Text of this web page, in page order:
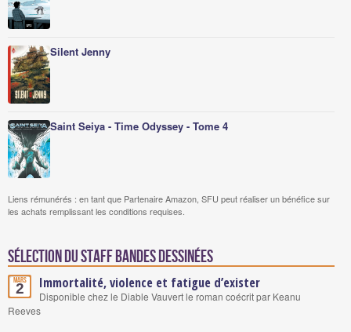
Silent Jenny
Saint Seiya - Time Odyssey - Tome 4
Liens rémunérés : en tant que Partenaire Amazon, SFU peut réaliser un bénéfice sur
les achats remplissant les conditions requises.
Sélection du staff Bandes Dessinées
Mars
2 Immortalité, violence et fatigue d’exister
Disponible chez le Diable Vauvert le roman coécrit par Keanu
Reeves